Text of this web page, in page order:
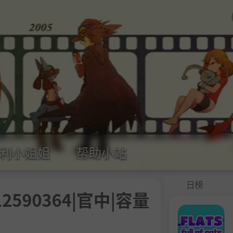
小姐姐 帮助小站
官中|容量
日榜